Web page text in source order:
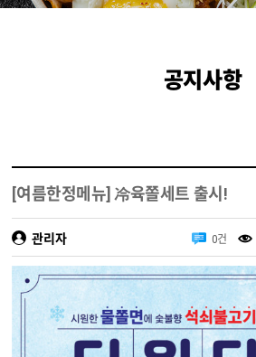
공지사항
[여름한정메뉴] 冷육쫄세트 출시!
관리자 0건